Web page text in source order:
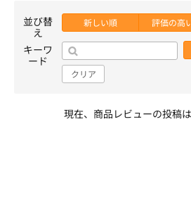
並び替
え
新しい順 評価の高
キーワ
ード
クリア
現在、商品レビューの投稿は